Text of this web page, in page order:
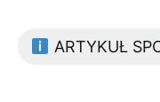
ARTYKUŁ